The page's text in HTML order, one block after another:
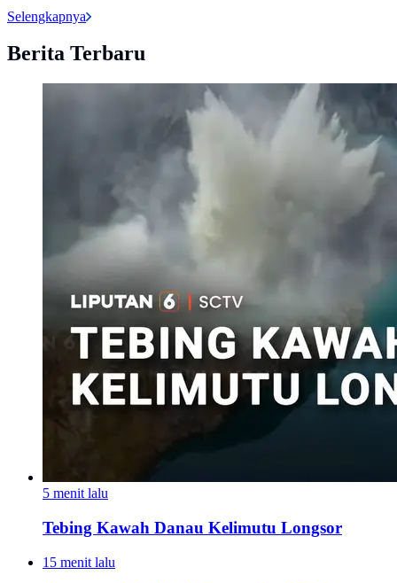
Selengkapnya
Berita Terbaru
5 menit lalu
Tebing Kawah Danau Kelimutu Longsor
15 menit lalu